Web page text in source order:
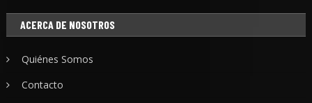
ACERCA DE NOSOTROS
Quiénes Somos
Contacto